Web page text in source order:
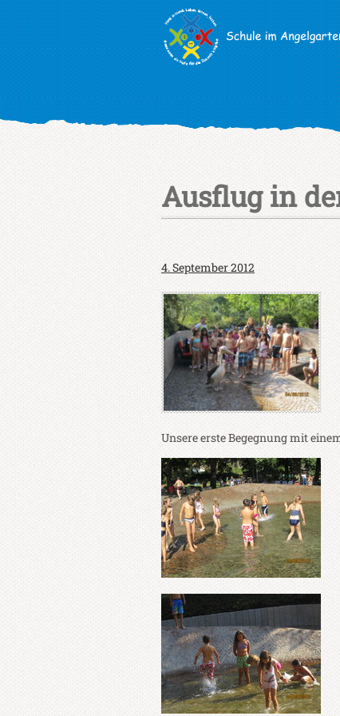
Ausflug in
4. September 2012
Unsere erste Begegnung mit